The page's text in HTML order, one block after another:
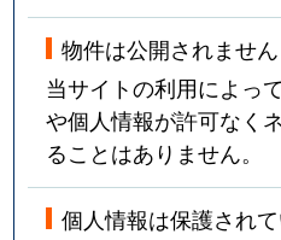
物件は公開されません
当サイトの利用によっ
や個人情報が許可なく
ることはありません。
個人情報は保護され